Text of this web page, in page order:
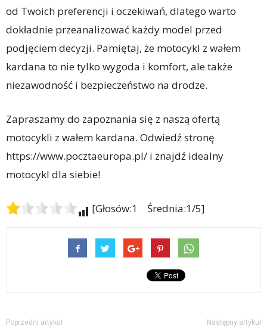
od Twoich preferencji i oczekiwań, dlatego warto
dokładnie przeanalizować każdy model przed
podjęciem decyzji. Pamiętaj, że motocykl z wałem
kardana to nie tylko wygoda i komfort, ale także
niezawodność i bezpieczeństwo na drodze.
Zapraszamy do zapoznania się z naszą ofertą
motocykli z wałem kardana. Odwiedź stronę
https://www.pocztaeuropa.pl/ i znajdź idealny
motocykl dla siebie!
[Głosów:1 Średnia:1/5]
Poprzedni artykuł Następny artykuł